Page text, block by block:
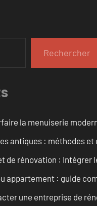
Rechercher
la menuiserie
antiques : méthodes et
de rénovation : Intégrer
appartement : guide
une entreprise de